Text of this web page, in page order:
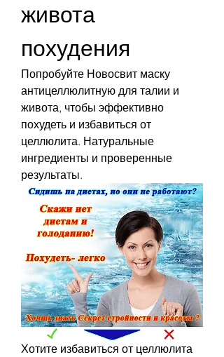
живота
похудения
Попробуйте Новосвит маску
антицеллюлитную для талии и
живота, чтобы эффективно
похудеть и избавиться от
целлюлита. Натуральные
ингредиенты и проверенные
результаты.
Хотите избавиться от целлюлита